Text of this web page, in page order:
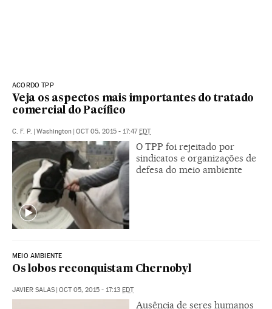
ACORDO TPP
Veja os aspectos mais importantes do tratado
comercial do Pacífico
C. F. P. | Washington | OCT 05, 2015 - 17:47EDT
O TPP foi rejeitado por
sindicatos e organizações de
defesa do meio ambiente
MEIO AMBIENTE
Os lobos reconquistam Chernobyl
JAVIER SALAS | OCT 05, 2015 - 17:13 EDT
Ausência de seres humanos